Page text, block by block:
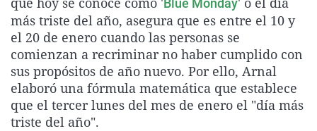
La rosa de los vientos
Gente viajera
Como el perro y el
Caso
Retornados
Equipo de
Operación Viuda
Extremadura
Galicia
La Rioja
Navarra
País Vasco
Virales
Televisión
Elecciones
Blue Monday
más triste del año, asegura que es entre el 10 y
el 20 de enero cuando las personas se
comienzan a recriminar no haber cumplido con
sus propósitos de año nuevo. Por ello, Arnal
elaboró una fórmula matemática que establece
que el tercer lunes del mes de enero el "día más
triste del año".